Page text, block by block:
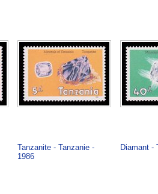
Tanzanite - Tanzanie -
1986
Diamant -